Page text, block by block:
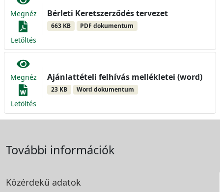
Megnéz
Letöltés
Bérleti Keretszerződés tervezet
663 KB PDF dokumentum
Megnéz
Letöltés
Ajánlattételi felhívás mellékletei (word)
23 KB Word dokumentum
További információk
Közérdekű adatok